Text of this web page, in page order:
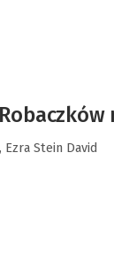
Ezra Stein David